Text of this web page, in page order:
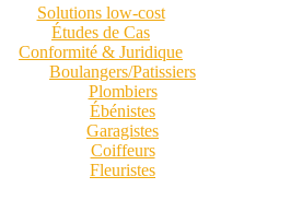
Solutions low-cost
Études de Cas
Conformité & Juridique
Boulangers/Patissiers
Plombiers
Ébénistes
Garagistes
Coiffeurs
Fleuristes